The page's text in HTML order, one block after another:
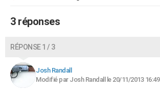
Alimentation
Guide de la santé
Destinations
City break
Voyage nature
Voyage de noces
Forum
Climat
+PHOTO
3 réponses
RÉPONSE 1 / 3
Josh Randall
Modifié par Josh Randall le 20/11/2013 16:49